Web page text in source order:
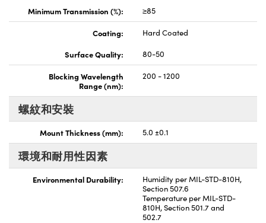
Minimum Transmission (%): ≥85
Coating:
Hard Coated
Surface Quality:
80-50
Blocking Wavelength
Range (nm):
200 - 1200
螺紋和安裝
Mount Thickness (mm): 5.0 ±0.1
環境和耐用性因素
Environmental Durability:
Humidity per MIL-STD-810H,
Section 507.6
Temperature per MIL-STD-
810H, Section 501.7 and
502.7